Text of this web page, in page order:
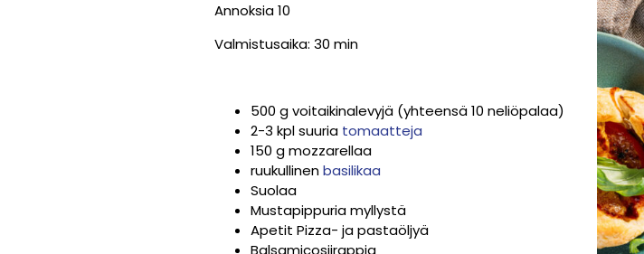
Annoksia 10
Valmistusaika: 30 min
500 g voitaikinalevyjä (yhteensä 10 neliöpalaa)
2-3 kpl suuria tomaatteja
150 g mozzarellaa
ruukullinenbasilikaa
Suolaa
Mustapippuria myllystä
Apetit Pizza- ja pastaöljyä
Balsamicosiirappia